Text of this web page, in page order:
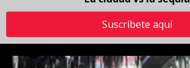
Suscríbete aquí